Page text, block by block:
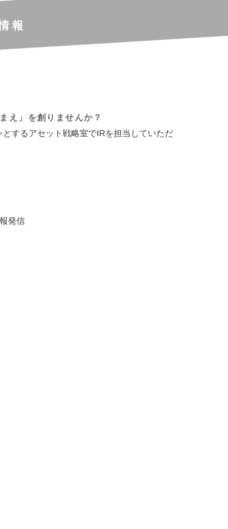
報
え」を創りませんか？
するアセット戦略室でIRを担当していただ
発信